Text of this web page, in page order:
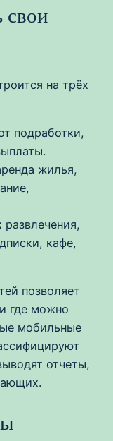
свои
на трёх
подработки,
жилья,
развлечения,
кафе,
позволяет
где можно
мобильные
отчеты,